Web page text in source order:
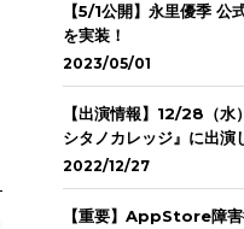
【5/1公開】永里優季
を実装！
2023/05/01
【出演情報】12/28（
シタノカレッジ』に出演
2022/12/27
【重要】AppStore障害